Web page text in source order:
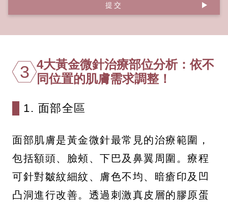
提交
3 4大黃金微針治療部位分析：依不
同位置的肌膚需求調整！
1. 面部全區
面部肌膚是黃金微針最常見的治療範圍，
包括額頭、臉頰、下巴及鼻翼周圍。療程
可針對皺紋細紋、膚色不均、暗瘡印及凹
凸洞進行改善。透過刺激真皮層的膠原蛋